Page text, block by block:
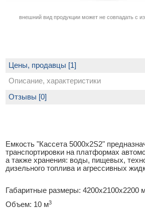
внешний вид продукции может не совпадать с
Цены, продавцы [1]
Описание, характеристики
Емкость "Кассета 5000х2S2"
транспортировки на платформах
а также хранения: воды, пищевых,
дизельного топлива и агрессивных
Габаритные размеры: 4200х2100х2200
Объем: 10 м3
Отзывы [0]